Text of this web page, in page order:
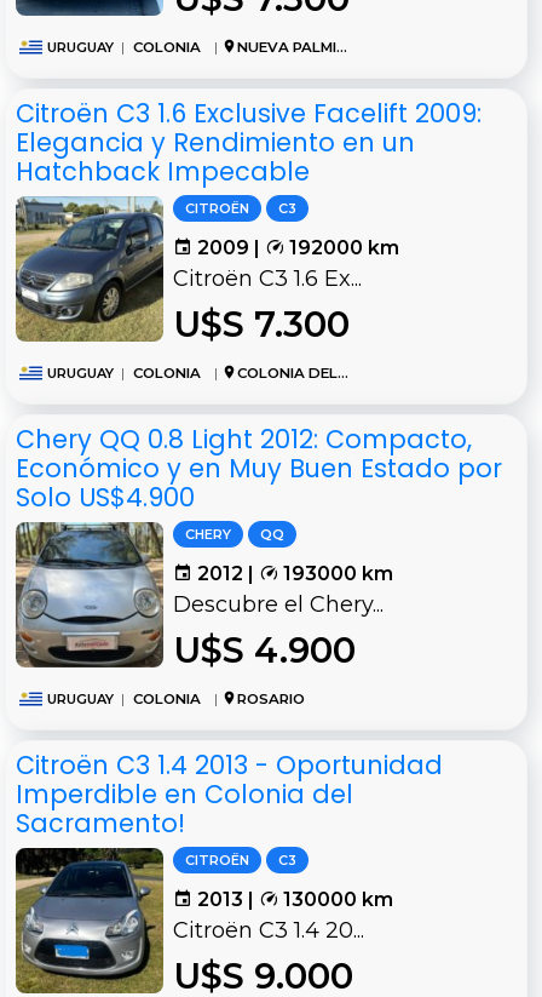
URUGUAY | COLONIA | NUEVA PALMIRA
Citroën C3 1.6 Exclusive Facelift 2009:
Elegancia y Rendimiento en un
Hatchback Impecable
CITROËN C3
2009 | 192000 km
Citroën C3 1.6 Ex...
U$S 7.300
URUGUAY | COLONIA | COLONIA DEL SACRAMENTO
Chery QQ 0.8 Light 2012: Compacto,
Económico y en Muy Buen Estado por
Solo US$4.900
CHERY QQ
2012 | 193000 km
Descubre el Chery...
U$S 4.900
URUGUAY | COLONIA | ROSARIO
Citroën C3 1.4 2013 - Oportunidad
Imperdible en Colonia del
Sacramento!
CITROËN C3
2013 | 130000 km
Citroën C3 1.4 20...
U$S 9.000